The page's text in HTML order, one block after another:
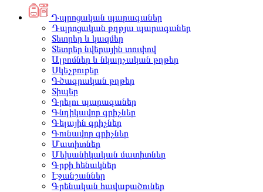
Դպրոցական պարագաներ
Դպրոցական թղթյա պարագաներ
Տետրեր և կազմեր
Տետրեր նվերային տուփով
Ալբոմներ և նկարչական թղթեր
Սկեչբուքեր
Գծագրական թղթեր
Տիպեր
Գրելու պարագաներ
Գնդիկավոր գրիչներ
Գելային գրիչներ
Գունավոր գրիչներ
Մատիտներ
Մեխանիկական մատիտներ
Գրքի հենակներ
Էջանշաններ
Գրենական հավաքածուներ